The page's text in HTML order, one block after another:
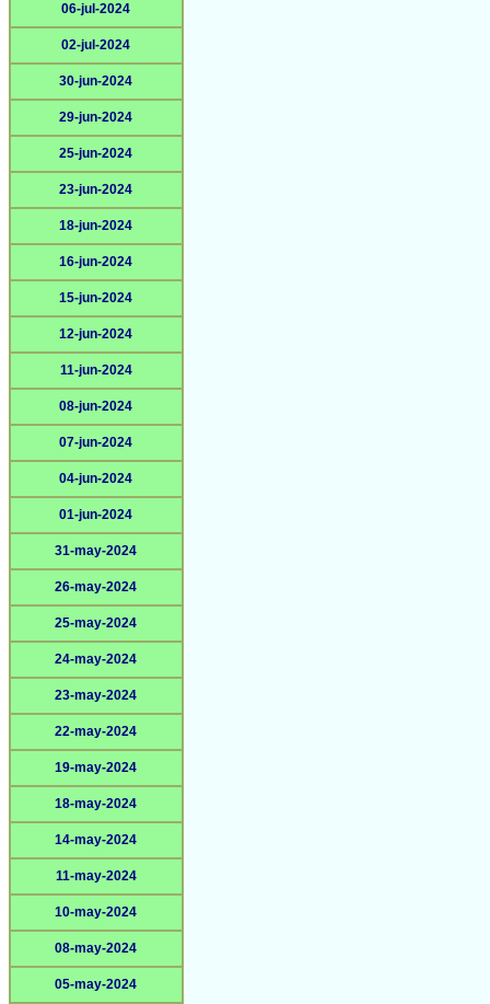
06-jul-2024
02-jul-2024
30-jun-2024
29-jun-2024
25-jun-2024
23-jun-2024
18-jun-2024
16-jun-2024
15-jun-2024
12-jun-2024
11-jun-2024
08-jun-2024
07-jun-2024
04-jun-2024
01-jun-2024
31-may-2024
26-may-2024
25-may-2024
24-may-2024
23-may-2024
22-may-2024
19-may-2024
18-may-2024
14-may-2024
11-may-2024
10-may-2024
08-may-2024
05-may-2024